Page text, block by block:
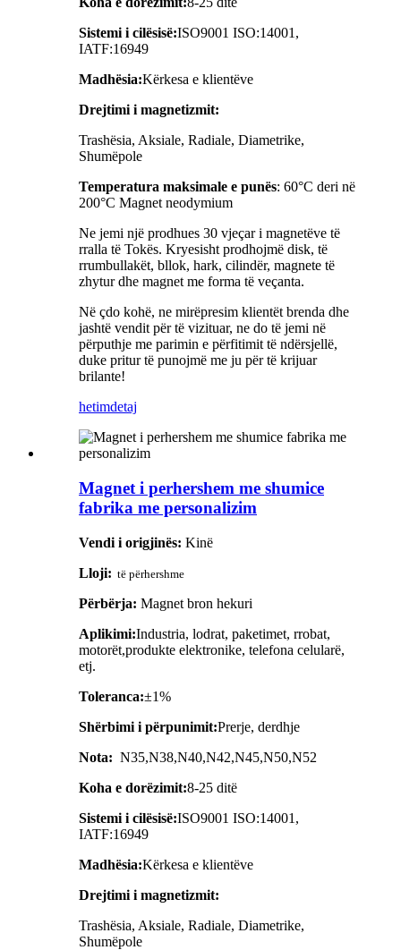
Sistemi i cilësisë:ISO9001 ISO:14001,
IATF:16949
Madhësia:Kërkesa e klientëve
Drejtimi i magnetizmit:
Trashësia, Aksiale, Radiale, Diametrike,
Shumëpole
Temperatura maksimale e punës: 60°C deri në
200°C Magnet neodymium
Ne jemi një prodhues 30 vjeçar i magnetëve të
rralla të Tokës. Kryesisht prodhojmë disk, të
rrumbullakët, bllok, hark, cilindër, magnete të
zhytur dhe magnet me forma të veçanta.
Në çdo kohë, ne mirëpresim klientët brenda dhe
jashtë vendit për të vizituar, ne do të jemi në
përputhje me parimin e përfitimit të ndërsjellë,
duke pritur të punojmë me ju për të krijuar
brilante!
hetimdetaj
Magnet i perhershem me shumice
fabrika me personalizim
Vendi i origjinës: Kinë
Lloji: të përhershme
Përbërja: Magnet bron hekuri
Aplikimi:Industria, lodrat, paketimet, rrobat,
motorët,produkte elektronike, telefona celularë,
etj.
Toleranca:±1%
Shërbimi i përpunimit:Prerje, derdhje
Nota: N35,N38,N40,N42,N45,N50,N52
Koha e dorëzimit:8-25 ditë
Sistemi i cilësisë:ISO9001 ISO:14001,
IATF:16949
Madhësia:Kërkesa e klientëve
Drejtimi i magnetizmit:
Trashësia, Aksiale, Radiale, Diametrike,
Shumëpole